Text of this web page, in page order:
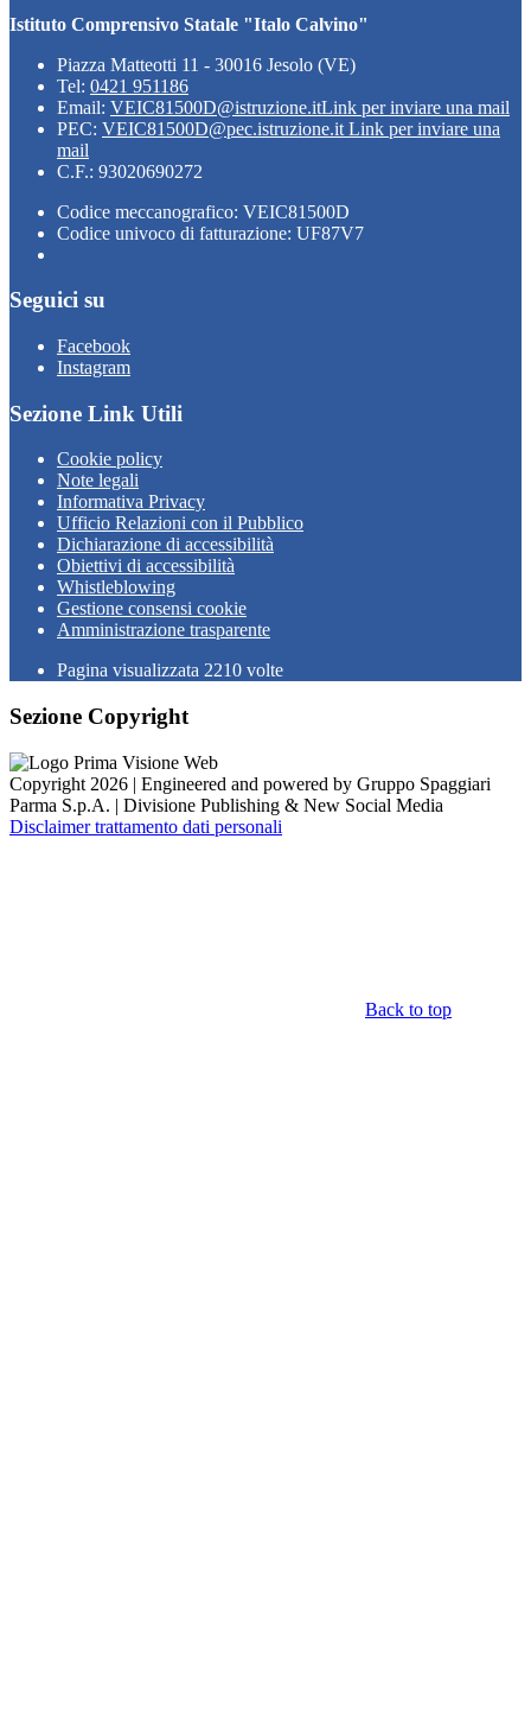
Istituto Comprensivo Statale "Italo Calvino"
Piazza Matteotti 11 - 30016 Jesolo (VE)
Tel: 0421 951186
Email: VEIC81500D@istruzione.itLink per inviare una mail
PEC: VEIC81500D@pec.istruzione.it Link per inviare una
mail
C.F.: 93020690272
Codice meccanografico: VEIC81500D
Codice univoco di fatturazione: UF87V7
Seguici su
Facebook
Instagram
Sezione Link Utili
Cookie policy
Note legali
Informativa Privacy
Ufficio Relazioni con il Pubblico
Dichiarazione di accessibilità
Obiettivi di accessibilità
Whistleblowing
Gestione consensi cookie
Amministrazione trasparente
Pagina visualizzata 2210 volte
Sezione Copyright
Copyright 2026 | Engineered and powered by Gruppo Spaggiari
Parma S.p.A. | Divisione Publishing & New Social Media
Disclaimer trattamento dati personali
Back to top